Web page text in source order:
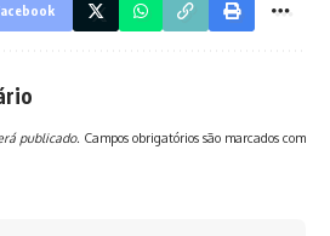
publicado. Campos obrigatórios são marcados com